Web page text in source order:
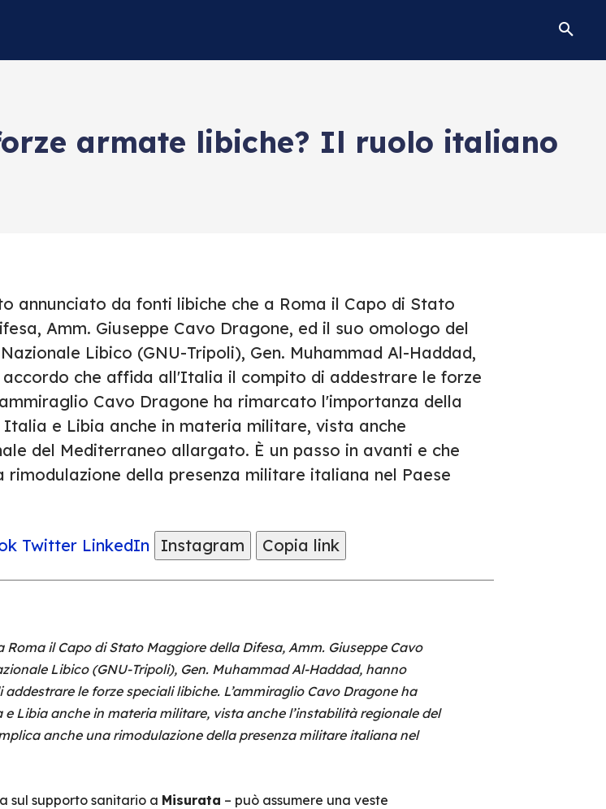
armate libiche? Il ruolo italiano
annunciato da fonti libiche che a Roma il Capo di Stato
Amm. Giuseppe Cavo Dragone, ed il suo omologo del
Libico (GNU-Tripoli), Gen. Muhammad Al-Haddad,
che affida all'Italia il compito di addestrare le forze
Cavo Dragone ha rimarcato l'importanza della
e Libia anche in materia militare, vista anche
del Mediterraneo allargato. È un passo in avanti e che
rimodulazione della presenza militare italiana nel Paese
Twitter LinkedIn Instagram Copia link
il Capo di Stato Maggiore della Difesa, Amm. Giuseppe Cavo
Libico (GNU-Tripoli), Gen. Muhammad Al-Haddad, hanno
le forze speciali libiche. L’ammiraglio Cavo Dragone ha
Libia anche in materia militare, vista anche l’instabilità regionale del
anche una rimodulazione della presenza militare italiana nel
sul supporto sanitario a Misurata – può assumere una veste